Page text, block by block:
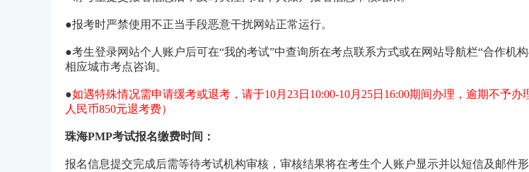
●报考时严禁使用不正当手段恶意干扰网站正常运行。
●考生登录网站个人账户后可在“我的考试”中查询所在考点联系方式或在网站导航栏“合作机
相应城市考点咨询。
●如遇特殊情况需申请缓考或退考，请于10月23日10:00-10月25日16:00期间办理，逾期不予办
人民币850元退考费）
珠海PMP考试报名缴费时间：
报名信息提交完成后需等待考试机构审核，审核结果将在考生个人账户显示并以短信及邮件